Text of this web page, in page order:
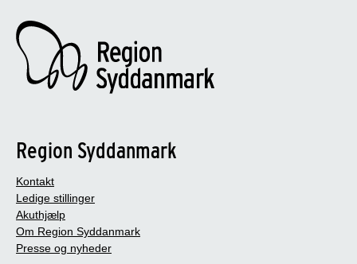
Region Syddanmark
Kontakt
Ledige stillinger
Akuthjælp
Om Region Syddanmark
Presse og nyheder